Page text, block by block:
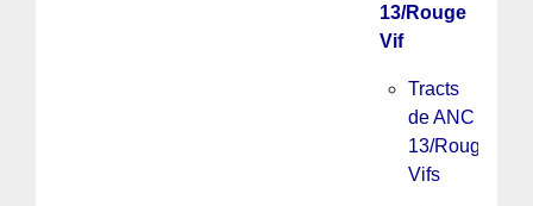
13/Rouge
Vif
Tracts
de ANC
13/Rouges
Vifs